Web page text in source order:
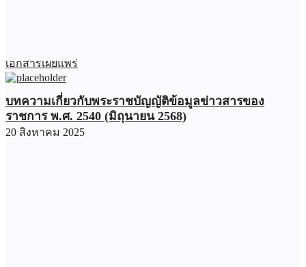
เอกสารเผยแพร่
บทความเกี่ยวกับพระราชบัญญัติข้อมูลข่าวสารของ
ราชการ พ.ศ. 2540 (มิถุนายน 2568)
20 สิงหาคม 2025